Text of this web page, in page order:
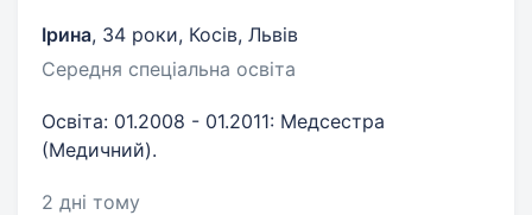
Ірина, 34 роки, Косів, Львів
Середня спеціальна освіта
Освіта: 01.2008 - 01.2011: Медсестра
(Медичний).
2 дні тому